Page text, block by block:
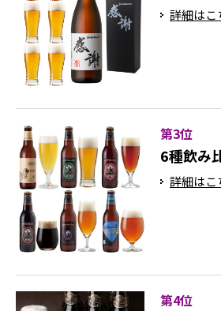
詳細はこ
第3位
6種飲み
詳細はこ
第4位